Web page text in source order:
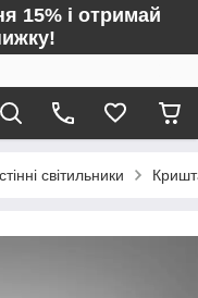
15% і отримай
світильники